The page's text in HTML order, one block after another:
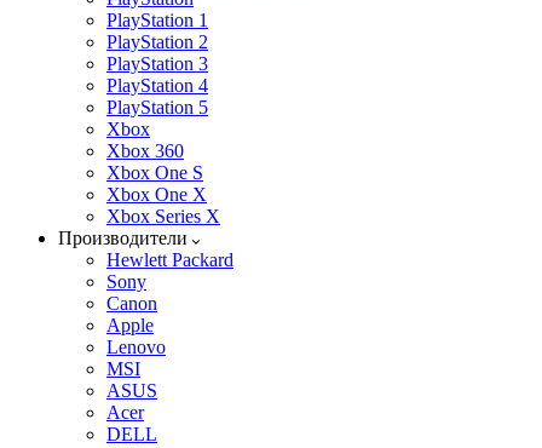
PlayStation 1
PlayStation 2
PlayStation 3
PlayStation 4
PlayStation 5
Xbox
Xbox 360
Xbox One S
Xbox One X
Xbox Series X
Производители
Hewlett Packard
Sony
Canon
Apple
Lenovo
MSI
ASUS
Acer
DELL